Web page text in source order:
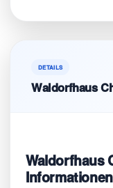
DETAILS
Waldorfhaus
Waldorfhaus
Informationen